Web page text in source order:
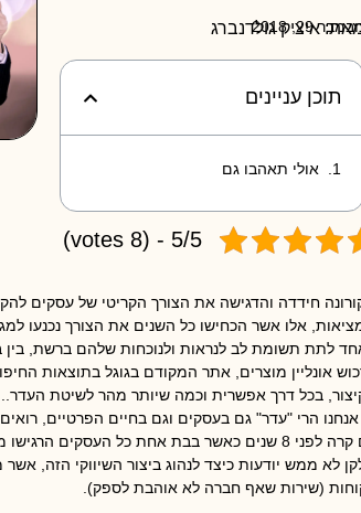
איציק גולדנברג
29, 2018
תוכן עניינים
אולי תאהבו גם
5/5 - (8 votes)
חידדה והדגישה את הצורך הקריטי של עסקים
אלו אשר הכחישו כל השנים את הצורך נכנעו
לתת תשומת לב לנראות ולנוכחות שלהם ברשת,
אונליין מוצרים, אתר המקודם בגוגל בתוצאות
בכל דרך אפשרית וכמה שיותר מהר לשיטת העדר..
אנחנו הרי "עדר" גם בעסקים וגם בחיים הפרטיים,
גם קרה לפני 8 שנים כאשר בבת אחת כל העסקים
לא ממש יודעות כיצד לנהוג ביצור השיווקי הזה,
(שירות שאף חברה לא אוהבת לספק).